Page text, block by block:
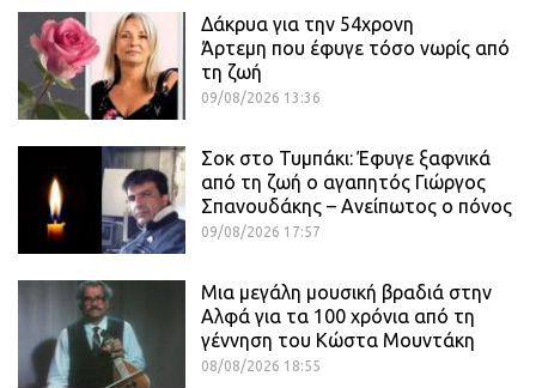
Δάκρυα για την 54χρονη
Άρτεμη που έφυγε τόσο νωρίς από
τη ζωή
09/08/2026 13:36
Σοκ στο Τυμπάκι: Έφυγε ξαφνικά
από τη ζωή ο αγαπητός Γιώργος
Σπανουδάκης – Ανείπωτος ο πόνος
09/08/2026 17:57
Μια μεγάλη μουσική βραδιά στην
Αλφά για τα 100 χρόνια από τη
γέννηση του Κώστα Μουντάκη
08/08/2026 18:55